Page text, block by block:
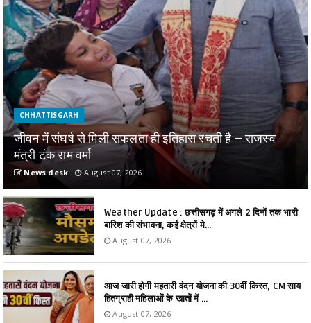
CHHATTISGARH
जीवन में संघर्ष से मिली सफलता ही इतिहास रचती है – राजस्व
मंत्री टंक राम वर्मा
News desk August 07, 2026
Weather Update : छत्तीसगढ़ में अगले 2 दिनों तक भारी
बारिश की संभावना, कई क्षेत्रों मे...
August 07, 2026
आज जारी होगी महतारी वंदन योजना की 30वीं किस्त, CM साय
हितग्राही महिलाओं के खातों में ...
August 07, 2026